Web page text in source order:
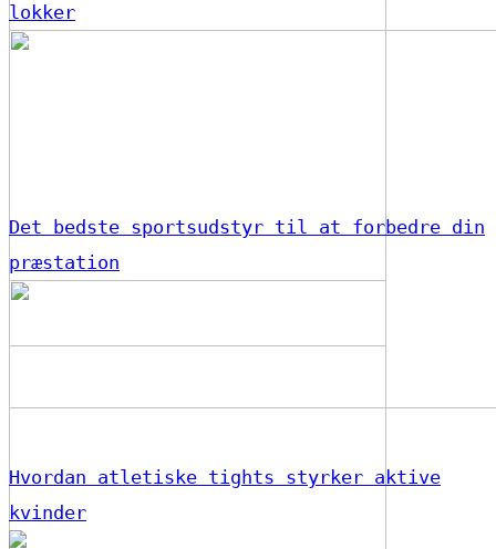
lokker
Det bedste sportsudstyr til at forbedre din
præstation
Hvordan atletiske tights styrker aktive
kvinder